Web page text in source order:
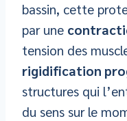
bassin, cette
par une
tension des
rigidification
structures qui
du sens sur le